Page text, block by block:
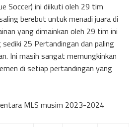
Soccer) ini diikuti oleh 29 tim
berebut untuk menadi juara di
yang dimainkan oleh 29 tim ini
sediki 25 Pertandingan dan paling
Ini masih sangat memungkinkan
di setiap pertandingan yang
MLS musim 2023-2024